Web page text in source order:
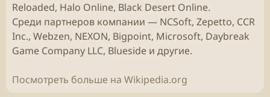
Reloaded, Halo Online, Black Desert Online.
Среди партнеров компании — NCSoft, Zepetto, CCR
Inc., Webzen, NEXON, Bigpoint, Microsoft, Daybreak
Game Company LLC, Blueside и другие.
Посмотреть больше на Wikipedia.org